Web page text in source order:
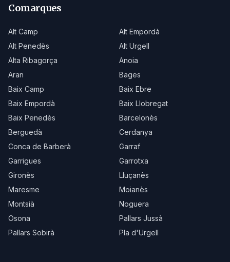
Comarques
Alt Camp
Alt Empordà
Alt Penedès
Alt Urgell
Alta Ribagorça
Anoia
Aran
Bages
Baix Camp
Baix Ebre
Baix Empordà
Baix Llobregat
Baix Penedès
Barcelonès
Berguedà
Cerdanya
Conca de Barberà
Garraf
Garrigues
Garrotxa
Gironès
Lluçanès
Maresme
Moianès
Montsià
Noguera
Osona
Pallars Jussà
Pallars Sobirà
Pla d'Urgell